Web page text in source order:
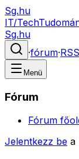
Sg.hu
IT/Tech
Sg.hu
·fórum·RSS
Menü
Fórum
Fórum
Jelentkezz be a